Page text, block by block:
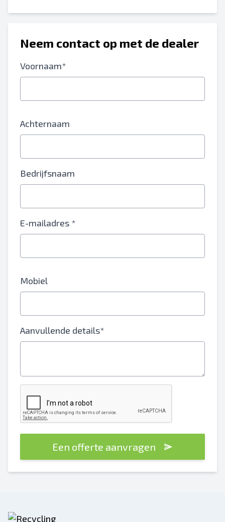
Neem contact op met de dealer
Voornaam*
Achternaam
Bedrijfsnaam
E-mailadres *
Mobiel
Aanvullende details*
Een offerte aanvragen